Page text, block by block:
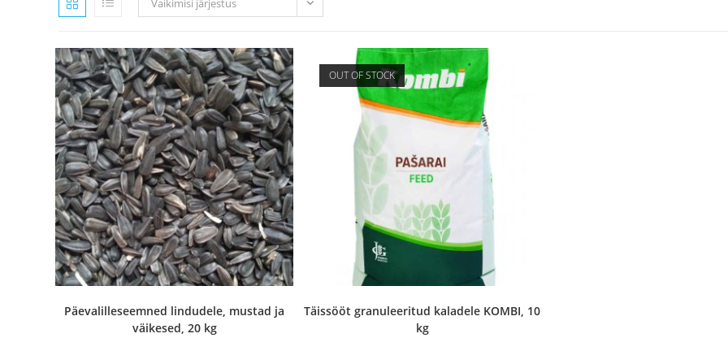
Vaikimisi järjestus
Päevalilleseemned lindudele, mustad ja
väikesed, 20 kg
OUT OF STOCK
Täissööt granuleeritud kaladele KOMBI, 10
kg